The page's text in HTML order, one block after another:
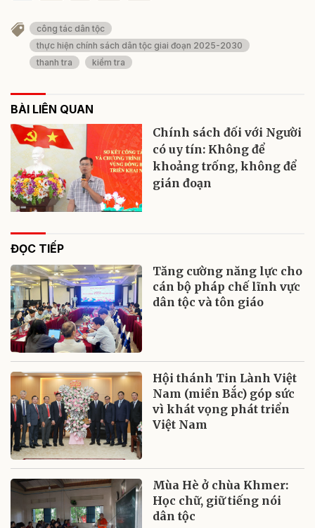
công tác dân tộc
thực hiện chính sách dân tộc giai đoạn 2025-2030
thanh tra
kiểm tra
BÀI LIÊN QUAN
Chính sách đối với Người
có uy tín: Không để
khoảng trống, không để
gián đoạn
ĐỌC TIẾP
Tăng cường năng lực cho
cán bộ pháp chế lĩnh vực
dân tộc và tôn giáo
Hội thánh Tin Lành Việt
Nam (miền Bắc) góp sức
vì khát vọng phát triển
Việt Nam
Mùa Hè ở chùa Khmer:
Học chữ, giữ tiếng nói
dân tộc